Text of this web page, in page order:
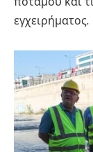
εγχειρήματος.